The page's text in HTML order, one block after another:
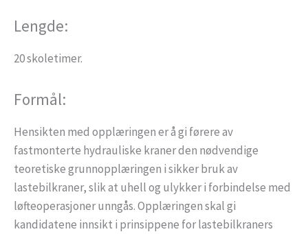
Lengde:
20 skoletimer.
Formål:
Hensikten med opplæringen er å gi førere av
fastmonterte hydrauliske kraner den nødvendige
teoretiske grunnopplæringen i sikker bruk av
lastebilkraner, slik at uhell og ulykker i forbindelse med
løfteoperasjoner unngås. Opplæringen skal gi
kandidatene innsikt i prinsippene for lastebilkraners